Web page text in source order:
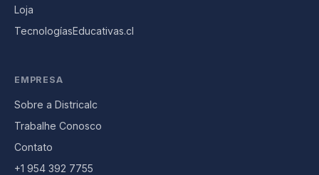
Loja
TecnologíasEducativas.cl
EMPRESA
Sobre a Districalc
Trabalhe Conosco
Contato
+1 954 392 7755